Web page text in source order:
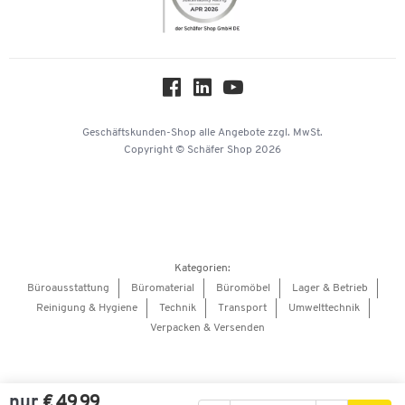
Geschäftskunden-Shop alle Angebote zzgl. MwSt.
Copyright © Schäfer Shop 2026
Kategorien:
Büroausstattung
Büromaterial Büromöbel
Lager & Betrieb
Reinigung & Hygiene
Technik Transport
Umwelttechnik
Verpacken & Versenden